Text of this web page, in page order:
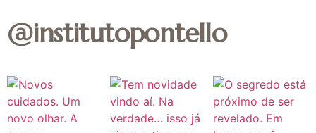
@institutopontello